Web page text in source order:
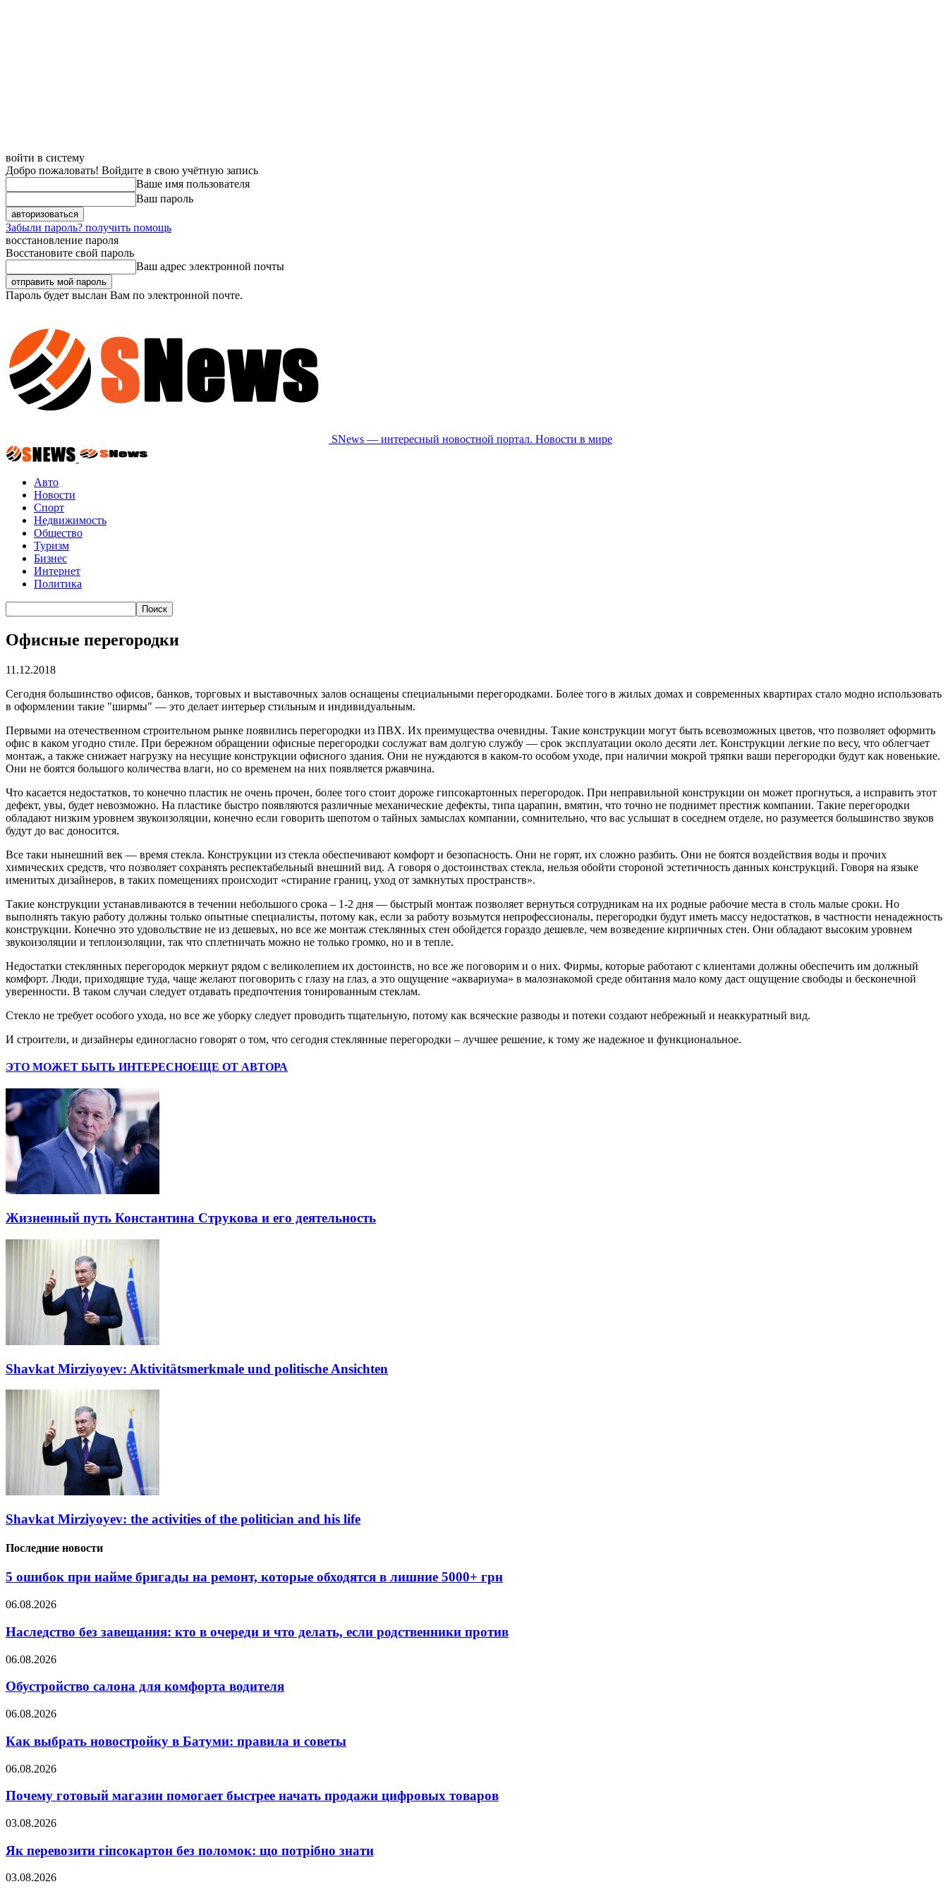
войти в систему
Добро пожаловать! Войдите в свою учётную запись
Ваше имя пользователя
Ваш пароль
Забыли пароль? получить помощь
восстановление пароля
Восстановите свой пароль
Ваш адрес электронной почты
Пароль будет выслан Вам по электронной почте.
SNews — интересный новостной портал. Новости в мире
Авто
Новости
Спорт
Недвижимость
Общество
Туризм
Бизнес
Интернет
Политика
Офисные перегородки
11.12.2018
Сегодня большинство офисов, банков, торговых и выставочных залов оснащены специальными перегородками. Более того в жилых домах и современных квартирах стало модно использовать
в оформлении такие "ширмы" — это делает интерьер стильным и индивидуальным.
Первыми на отечественном строительном рынке появились перегородки из ПВХ. Их преимущества очевидны. Такие конструкции могут быть всевозможных цветов, что позволяет оформить
офис в каком угодно стиле. При бережном обращении офисные перегородки сослужат вам долгую службу — срок эксплуатации около десяти лет. Конструкции легкие по весу, что облегчает
монтаж, а также снижает нагрузку на несущие конструкции офисного здания. Они не нуждаются в каком-то особом уходе, при наличии мокрой тряпки ваши перегородки будут как новенькие.
Они не боятся большого количества влаги, но со временем на них появляется ржавчина.
Что касается недостатков, то конечно пластик не очень прочен, более того стоит дороже гипсокартонных перегородок. При неправильной конструкции он может прогнуться, а исправить этот
дефект, увы, будет невозможно. На пластике быстро появляются различные механические дефекты, типа царапин, вмятин, что точно не поднимет престиж компании. Такие перегородки
обладают низким уровнем звукоизоляции, конечно если говорить шепотом о тайных замыслах компании, сомнительно, что вас услышат в соседнем отделе, но разумеется большинство звуков
будут до вас доносится.
Все таки нынешний век — время стекла. Конструкции из стекла обеспечивают комфорт и безопасность. Они не горят, их сложно разбить. Они не боятся воздействия воды и прочих
химических средств, что позволяет сохранять респектабельный внешний вид. А говоря о достоинствах стекла, нельзя обойти стороной эстетичность данных конструкций. Говоря на языке
именитых дизайнеров, в таких помещениях происходит «стирание границ, уход от замкнутых пространств».
Такие конструкции устанавливаются в течении небольшого срока – 1-2 дня — быстрый монтаж позволяет вернуться сотрудникам на их родные рабочие места в столь малые сроки. Но
выполнять такую работу должны только опытные специалисты, потому как, если за работу возьмутся непрофессионалы, перегородки будут иметь массу недостатков, в частности ненадежность
конструкции. Конечно это удовольствие не из дешевых, но все же монтаж стеклянных стен обойдется гораздо дешевле, чем возведение кирпичных стен. Они обладают высоким уровнем
звукоизоляции и теплоизоляции, так что сплетничать можно не только громко, но и в тепле.
Недостатки стеклянных перегородок меркнут рядом с великолепием их достоинств, но все же поговорим и о них. Фирмы, которые работают с клиентами должны обеспечить им должный
комфорт. Люди, приходящие туда, чаще желают поговорить с глазу на глаз, а это ощущение «аквариума» в малознакомой среде обитания мало кому даст ощущение свободы и бесконечной
уверенности. В таком случаи следует отдавать предпочтения тонированным стеклам.
Стекло не требует особого ухода, но все же уборку следует проводить тщательную, потому как всяческие разводы и потеки создают небрежный и неаккуратный вид.
И строители, и дизайнеры единогласно говорят о том, что сегодня стеклянные перегородки – лучшее решение, к тому же надежное и функциональное.
ЭТО МОЖЕТ БЫТЬ ИНТЕРЕСНОЕЩЕ ОТ АВТОРА
Жизненный путь Константина Струкова и его деятельность
Shavkat Mirziyoyev: Aktivitätsmerkmale und politische Ansichten
Shavkat Mirziyoyev: the activities of the politician and his life
Последние новости
5 ошибок при найме бригады на ремонт, которые обходятся в лишние 5000+ грн
06.08.2026
Наследство без завещания: кто в очереди и что делать, если родственники против
06.08.2026
Обустройство салона для комфорта водителя
06.08.2026
Как выбрать новостройку в Батуми: правила и советы
06.08.2026
Почему готовый магазин помогает быстрее начать продажи цифровых товаров
03.08.2026
Як перевозити гіпсокартон без поломок: що потрібно знати
03.08.2026